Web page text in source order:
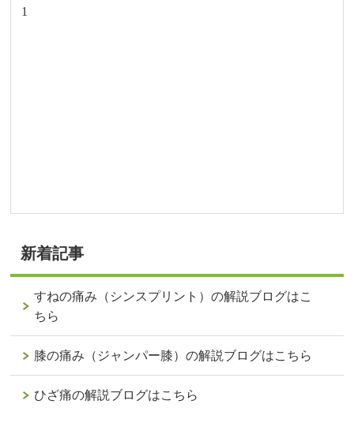
1
新着記事
すねの痛み（シンスプリント）の解説ブログはこ
ちら
膝の痛み（ジャンパー膝）の解説ブログはこちら
ひざ痛の解説ブログはこちら